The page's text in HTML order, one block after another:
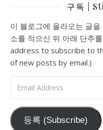
구독 |
이 블로그에 올라오는 글
소를 적으신 뒤 아래 단추
address to subscribe to
of new posts by email.)
등록 (Subscribe)